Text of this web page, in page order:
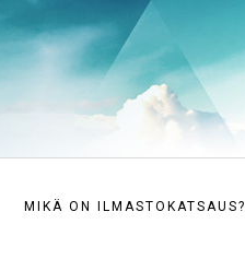
MIKÄ ON ILMASTOKATSAUS?